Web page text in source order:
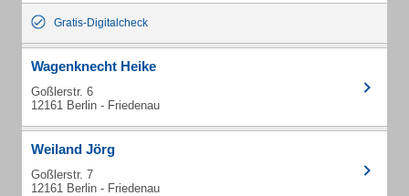
Gratis-Digitalcheck
Wagenknecht Heike
Goßlerstr. 6
12161 Berlin - Friedenau
Weiland Jörg
Goßlerstr. 7
12161 Berlin - Friedenau